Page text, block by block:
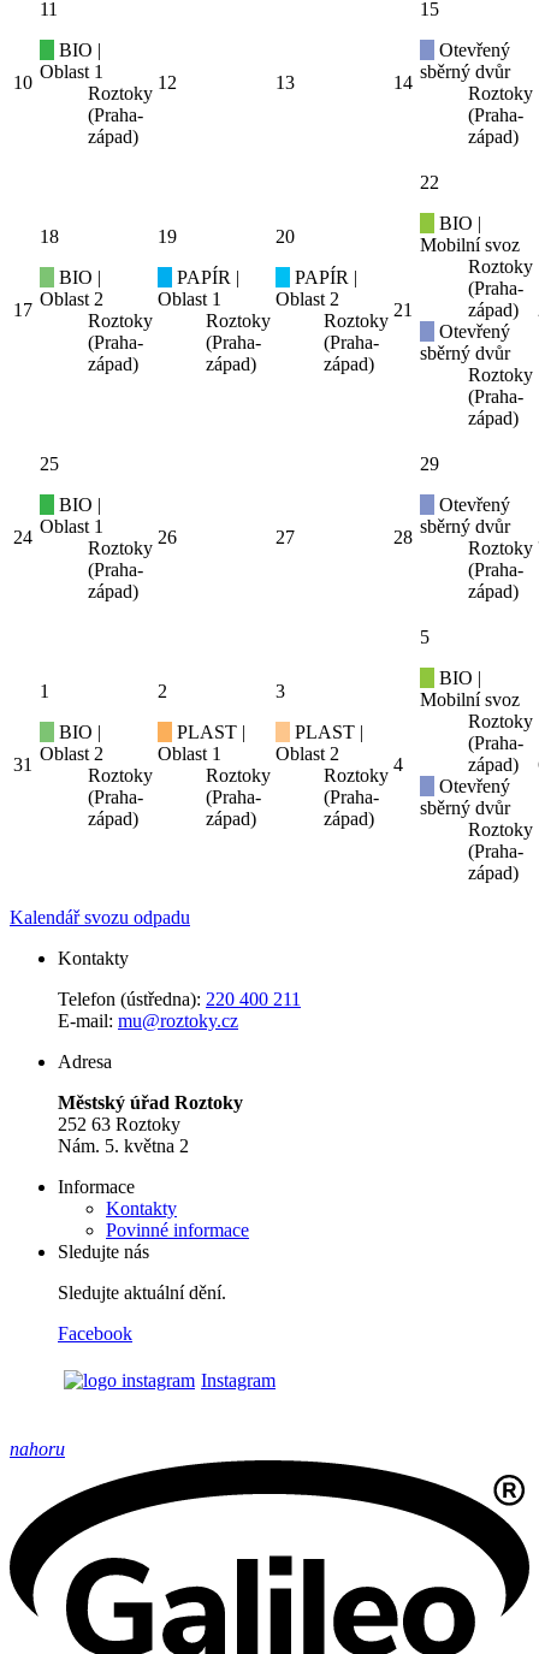
10
11
BIO |
Oblast 1
Roztoky
(Praha-
západ)
12 13 14
15
Otevřený
sběrný dvůr
Roztoky
(Praha-
západ)
17
18
BIO |
Oblast 2
Roztoky
(Praha-
západ)
19
PAPÍR |
Oblast 1
Roztoky
(Praha-
západ)
20
PAPÍR |
Oblast 2
Roztoky
(Praha-
západ)
21
22
BIO |
Mobilní svoz
Roztoky
(Praha-
západ)
Otevřený
sběrný dvůr
Roztoky
(Praha-
západ)
24
25
BIO |
Oblast 1
Roztoky
(Praha-
západ)
26 27 28
29
Otevřený
sběrný dvůr
Roztoky
(Praha-
západ)
31
1
BIO |
Oblast 2
Roztoky
(Praha-
západ)
2
PLAST |
Oblast 1
Roztoky
(Praha-
západ)
3
PLAST |
Oblast 2
Roztoky
(Praha-
západ)
4
5
BIO |
Mobilní svoz
Roztoky
(Praha-
západ)
Otevřený
sběrný dvůr
Roztoky
(Praha-
západ)
Kalendář svozu odpadu
Kontakty
Telefon (ústředna): 220 400 211
E-mail: mu@roztoky.cz
Adresa
Městský úřad Roztoky
252 63 Roztoky
Nám. 5. května 2
Informace
Kontakty
Povinné informace
Sledujte nás
Sledujte aktuální dění.
Facebook
Instagram
nahoru